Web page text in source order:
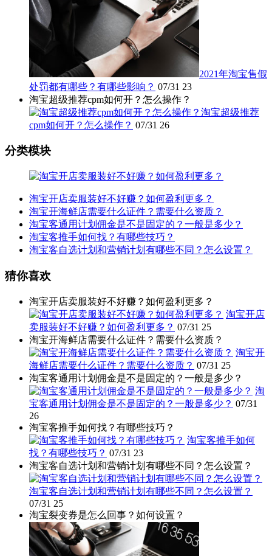
2021年淘宝售假
处罚都有哪些？有哪些影响？ 07/31 23
淘宝超级推荐cpm如何开？怎么操作？
淘宝超级推荐
cpm如何开？怎么操作？ 07/31 26
分类模块
淘宝开店卖服装好不好赚？如何盈利更多？
淘宝开海鲜店需要什么证件？需要什么资质？
淘宝客通用计划佣金是不是固定的？一般是多少？
淘宝客推手如何找？有哪些技巧？
淘宝客自选计划和营销计划有哪些不同？怎么设置？
猜你喜欢
淘宝开店卖服装好不好赚？如何盈利更多？
淘宝开店
卖服装好不好赚？如何盈利更多？ 07/31 25
淘宝开海鲜店需要什么证件？需要什么资质？
淘宝开
海鲜店需要什么证件？需要什么资质？ 07/31 25
淘宝客通用计划佣金是不是固定的？一般是多少？
淘
宝客通用计划佣金是不是固定的？一般是多少？ 07/31
26
淘宝客推手如何找？有哪些技巧？
淘宝客推手如何
找？有哪些技巧？ 07/31 23
淘宝客自选计划和营销计划有哪些不同？怎么设置？
淘宝客自选计划和营销计划有哪些不同？怎么设置？
07/31 25
淘宝裂变券是怎么回事？如何设置？